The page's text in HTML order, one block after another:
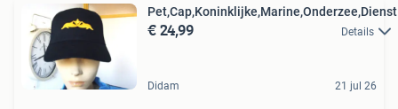
Pet,Cap,Koninklijke,Marine,Onderzee,Dienst
€ 24,99 Details
Didam 21 jul 26